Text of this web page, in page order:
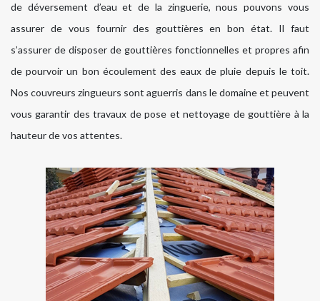
de déversement d’eau et de la zinguerie, nous pouvons vous
assurer de vous fournir des gouttières en bon état. Il faut
s’assurer de disposer de gouttières fonctionnelles et propres afin
de pourvoir un bon écoulement des eaux de pluie depuis le toit.
Nos couvreurs zingueurs sont aguerris dans le domaine et peuvent
vous garantir des travaux de pose et nettoyage de gouttière à la
hauteur de vos attentes.